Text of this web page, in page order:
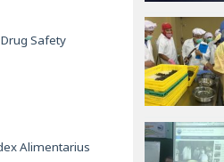
Safety
Alimentarius